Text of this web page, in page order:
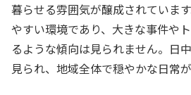
暮らせる雰囲気が醸成されていま
やすい環境であり、大きな事件や
るような傾向は見られません。日
見られ、地域全体で穏やかな日常